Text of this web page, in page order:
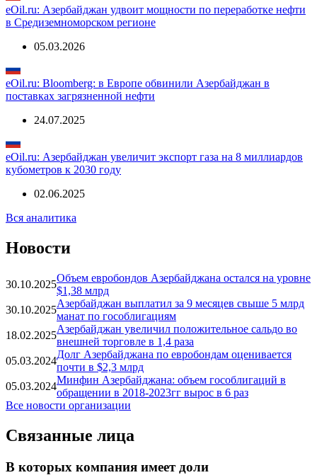
eOil.ru: Азербайджан удвоит мощности по переработке нефти
в Средиземноморском регионе
05.03.2026
eOil.ru: Bloomberg: в Европе обвинили Азербайджан в
поставках загрязненной нефти
24.07.2025
eOil.ru: Азербайджан увеличит экспорт газа на 8 миллиардов
кубометров к 2030 году
02.06.2025
Вся аналитика
Новости
30.10.2025
Объем евробондов Азербайджана остался на уровне
$1,38 млрд
30.10.2025
Азербайджан выплатил за 9 месяцев свыше 5 млрд
манат по гособлигациям
18.02.2025
Азербайджан увеличил положительное сальдо во
внешней торговле в 1,4 раза
05.03.2024
Долг Азербайджана по евробондам оценивается
почти в $2,3 млрд
05.03.2024
Минфин Азербайджана: объем гособлигаций в
обращении в 2018-2023гг вырос в 6 раз
Все новости организации
Связанные лица
В которых компания имеет доли